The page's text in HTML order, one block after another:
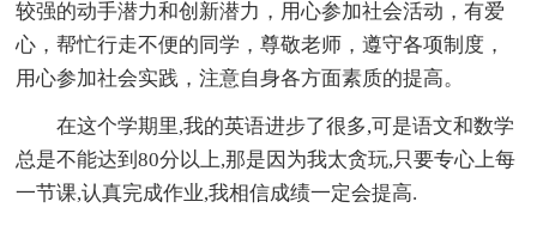
较强的动手潜力和创新潜力，用心参加社会活动，有爱
心，帮忙行走不便的同学，尊敬老师，遵守各项制度，
用心参加社会实践，注意自身各方面素质的提高。
在这个学期里,我的英语进步了很多,可是语文和数学
总是不能达到80分以上,那是因为我太贪玩,只要专心上每
一节课,认真完成作业,我相信成绩一定会提高.